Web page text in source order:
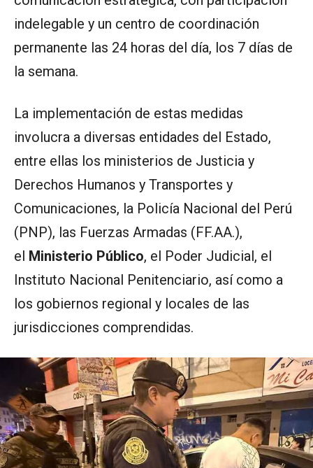
indelegable y un centro de coordinación
permanente las 24 horas del día, los 7 días de
la semana.
La implementación de estas medidas
involucra a diversas entidades del Estado,
entre ellas los ministerios de Justicia y
Derechos Humanos y Transportes y
Comunicaciones, la Policía Nacional del Perú
(PNP), las Fuerzas Armadas (FF.AA.),
el Ministerio Público, el Poder Judicial, el
Instituto Nacional Penitenciario, así como a
los gobiernos regional y locales de las
jurisdicciones comprendidas.